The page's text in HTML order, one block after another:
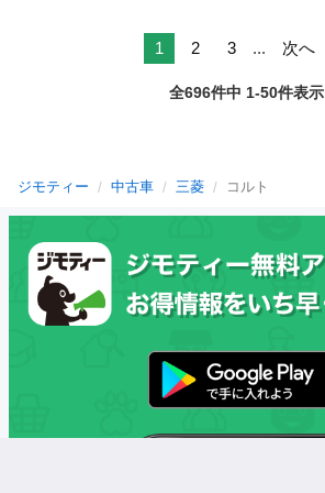
1 2 3 ... 次へ
全696件中 1-50件表示
ジモティー 中古車 三菱 コルト